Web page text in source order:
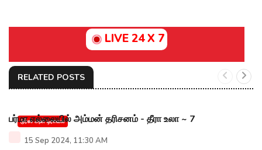
LIVE 24 X 7
RELATED POSTS
டூர்ஸ் அன் டிராவல்
பர்மா எல்லையில் அம்மன் தரிசனம் - தீரா உலா ~ 7
15 Sep 2024, 11:30 AM